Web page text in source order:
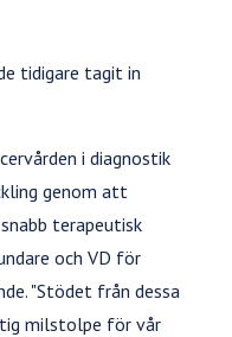
tidigare tagit in
i diagnostik
genom att
terapeutisk
och VD för
"Stödet från dessa
milstolpe för vår